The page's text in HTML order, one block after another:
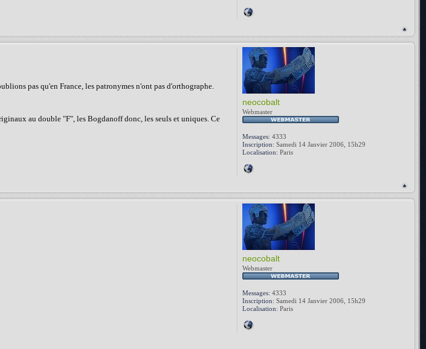
pas qu'en France, les patronymes n'ont pas d'orthographe.
au double "F", les Bogdanoff donc, les seuls et uniques. Ce
neocobalt
Webmaster
Messages: 4333
Inscription: Samedi 14 Janvier 2006, 15h29
Localisation: Paris
neocobalt
Webmaster
Messages: 4333
Inscription: Samedi 14 Janvier 2006, 15h29
Localisation: Paris